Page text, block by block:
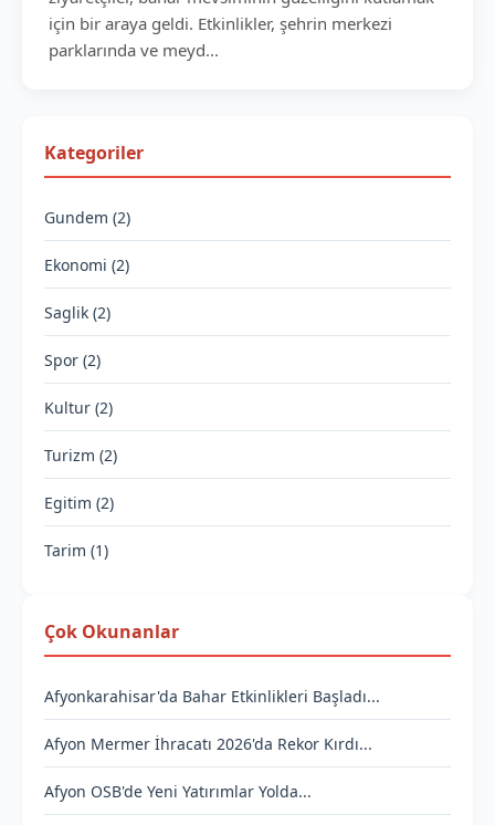
için bir araya geldi. Etkinlikler, şehrin merkezi
parklarında ve meyd...
Kategoriler
Gundem (2)
Ekonomi (2)
Saglik (2)
Spor (2)
Kultur (2)
Turizm (2)
Egitim (2)
Tarim (1)
Çok Okunanlar
Afyonkarahisar'da Bahar Etkinlikleri Başladı...
Afyon Mermer İhracatı 2026'da Rekor Kırdı...
Afyon OSB'de Yeni Yatırımlar Yolda...